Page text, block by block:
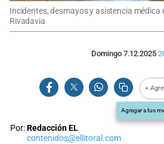
Incidentes, desmayos y asistencia médica
Rivadavia
Domingo 7.12.2025
+
Agregar a tus
Por:Redacción EL
contenidos@ellitoral.com